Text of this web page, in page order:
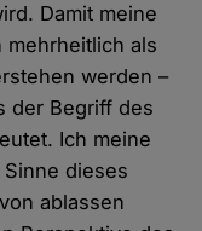
Damit meine
als
werden –
der Begriff des
Ich meine
dieses
ablassen